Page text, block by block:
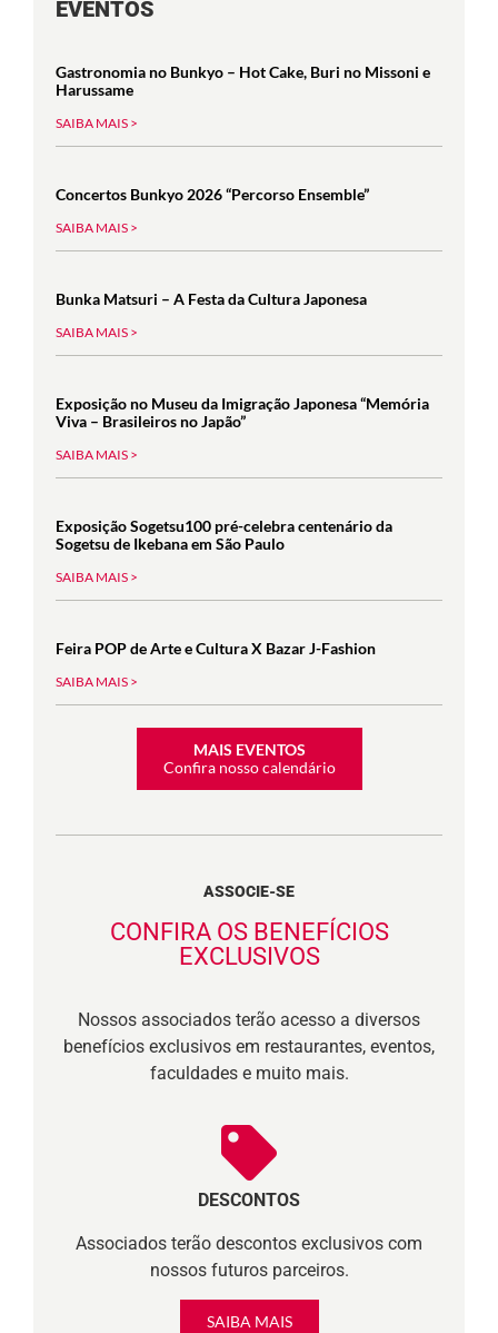
EVENTOS
Gastronomia no Bunkyo – Hot Cake, Buri no Missoni e
Harussame
SAIBA MAIS >
Concertos Bunkyo 2026 “Percorso Ensemble”
SAIBA MAIS >
Bunka Matsuri – A Festa da Cultura Japonesa
SAIBA MAIS >
Exposição no Museu da Imigração Japonesa “Memória
Viva – Brasileiros no Japão”
SAIBA MAIS >
Exposição Sogetsu100 pré-celebra centenário da
Sogetsu de Ikebana em São Paulo
SAIBA MAIS >
Feira POP de Arte e Cultura X Bazar J-Fashion
SAIBA MAIS >
MAIS EVENTOS
Confira nosso calendário
ASSOCIE-SE
CONFIRA OS BENEFÍCIOS
EXCLUSIVOS
Nossos associados terão acesso a diversos
benefícios exclusivos em restaurantes, eventos,
faculdades e muito mais.
DESCONTOS
Associados terão descontos exclusivos com
nossos futuros parceiros.
SAIBA MAIS